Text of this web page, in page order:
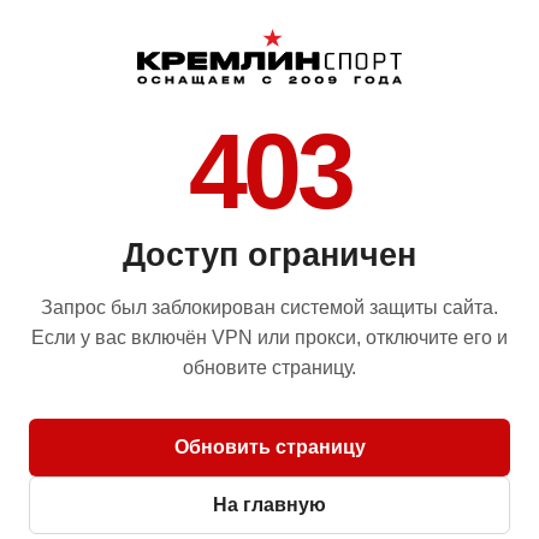
403
Доступ ограничен
Запрос был заблокирован системой защиты сайта.
Если у вас включён VPN или прокси, отключите его и
обновите страницу.
Обновить страницу
На главную